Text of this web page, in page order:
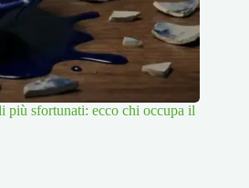
più sfortunati: ecco chi occupa il